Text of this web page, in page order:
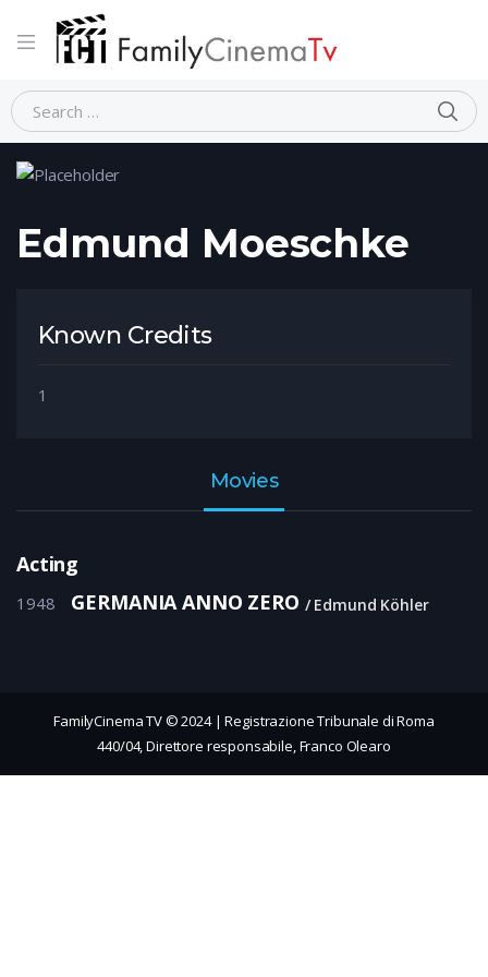
Home Person Edmund Moeschke
Edmund Moeschke
Known Credits
1
Movies
Acting
1948 GERMANIA ANNO ZERO Edmund Köhler
FamilyCinema TV © 2024 | Registrazione Tribunale di Roma
440/04, Direttore responsabile, Franco Olearo